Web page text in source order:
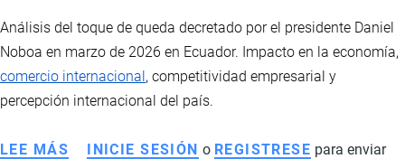
Análisis del toque de queda decretado por el presidente Daniel
Noboa en marzo de 2026 en Ecuador. Impacto en la economía,
comercio internacional, competitividad empresarial y
percepción internacional del país.
LEE MÁS SOBRE
INICIE SESIÓN o REGISTRESE para enviar